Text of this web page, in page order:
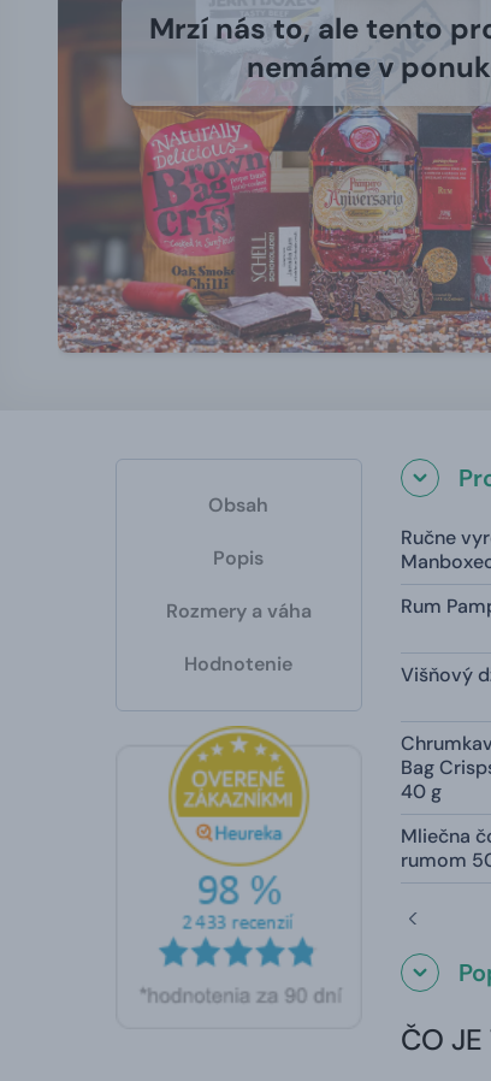
Mrzí nás to, ale tento
nemáme v
Obsah
Popis
Rozmery a váha
Hodnotenie
Ručne
Rum
Višňový
Bag
40 g
Mliečna
rumom
ČO JE